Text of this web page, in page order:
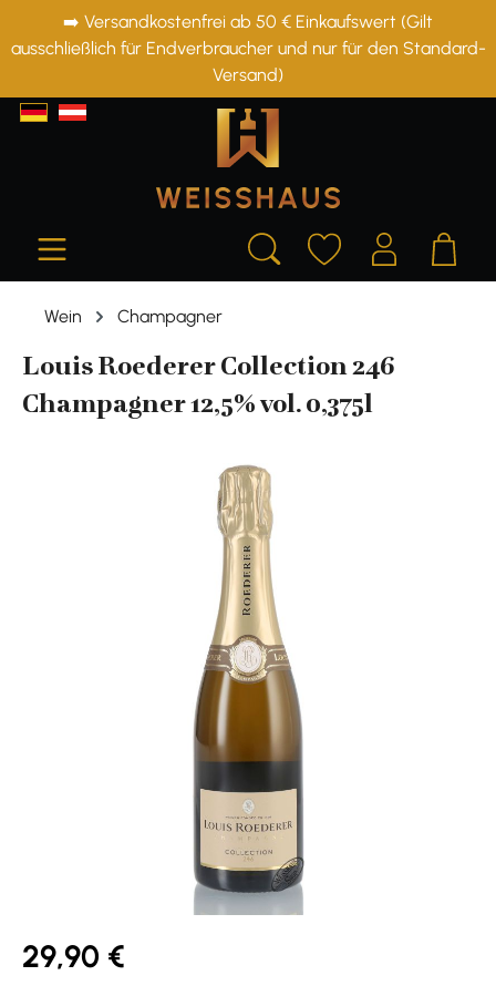
springen
➡️ Versandkostenfrei ab 50 € Einkaufswert (Gilt
ausschließlich für Endverbraucher und nur für den Standard-
Versand)
Wein Champagner
Louis Roederer Collection 246
Champagner 12,5% vol. 0,375l
Bildergalerie überspringen
29,90 €